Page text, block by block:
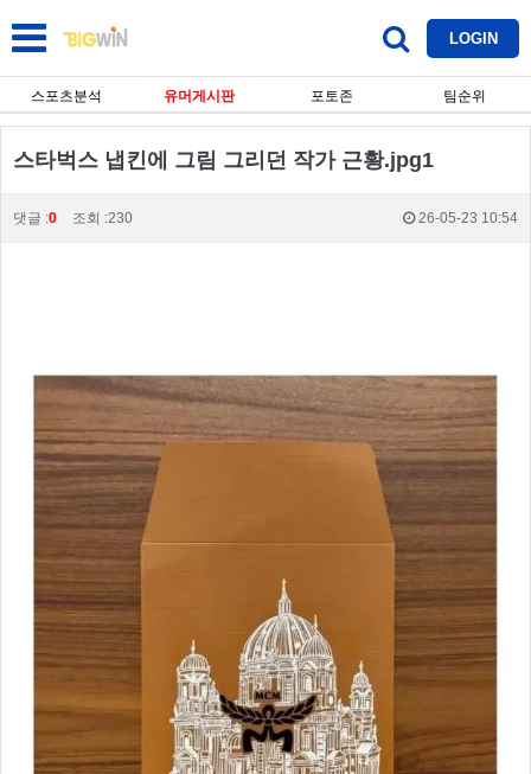
LOGIN
스포츠분석 유머게시판 포토존 팀순위
스타벅스 냅킨에 그림 그리던 작가 근황.jpg1
댓글 :0 조회 :230 26-05-23 10:54